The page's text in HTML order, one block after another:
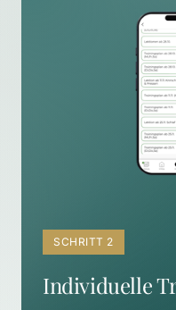
SCHRITT 2
Individuelle